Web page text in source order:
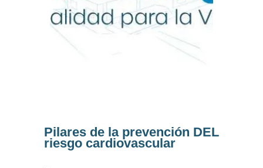
Pilares de la prevención DEL
riesgo cardiovascular